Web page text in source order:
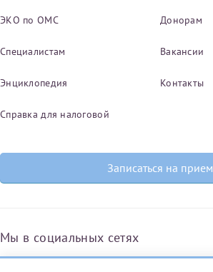
ЭКО по ОМС Донорам
Специалистам Вакансии
Энциклопедия Контакты
Справка для налоговой
Записаться на прием
Мы в социальных сетях